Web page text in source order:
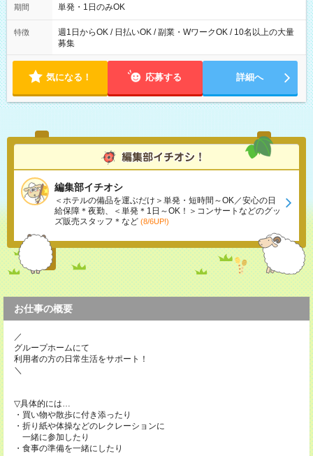
可能です！ ※1日あたりの最大実働時間は日勤、夜勤共に勤務し
期間 単発・1日のみOK
特徴
週1日からOK / 日払いOK / 副業・WワークOK / 10名以上の大量
募集
気になる！ 応募する 詳細へ
編集部イチオシ
＜ホテルの備品を運ぶだけ＞単発・短時間～OK／安心の日
給保障＊夜勤、＜単発＊1日～OK！＞コンサートなどのグッ
ズ販売スタッフ＊など (8/6UP!)
お仕事の概要
／
グループホームにて
利用者の方の日常生活をサポート！
＼
▽具体的には…
・買い物や散歩に付き添ったり
・折り紙や体操などのレクレーションに
一緒に参加したり
・食事の準備を一緒にしたり